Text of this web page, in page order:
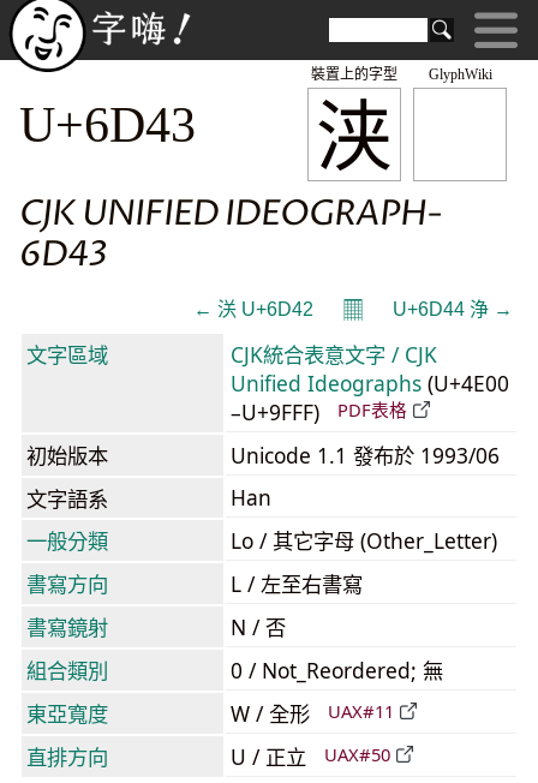
GlyphWiki
浃
裝置上的字型
U+6D43
CJK UNIFIED IDEOGRAPH-
6D43
← 浂 U+6D42 𝄜 U+6D44 浄 →
文字區域
CJK統合表意文字 / CJK
Unified Ideographs (U+4E00
–U+9FFF)
PDF表格
初始版本
Unicode 1.1 發布於 1993/06
文字語系
Han
一般分類
Lo / 其它字母 (Other_Letter)
書寫方向
L / 左至右書寫
書寫鏡射
N / 否
組合類別
0 / Not_Reordered; 無
東亞寬度
W / 全形 UAX#11
直排方向 U / 正立 UAX#50